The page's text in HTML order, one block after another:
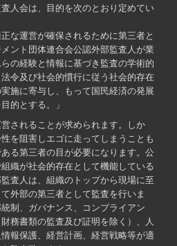
人会は、目的を次のとおり定めてい
な運営が確保されるために第三者と
ント団体連合会公認外部監査人が業
の経験と情報に基づき監査の学術的
令及び社会的慣行に従う社会的存在
施に寄与し、もって国民経済の発展
的とする。」
されることが求められます。しか
を阻害しエゴに走ってしまうことも
る第三者の目が必要になります。公
織が社会的存在として機能している
査人は、組織のトップから現場に至
外部の第三者として監査を行いま
制、ガバナンス、コンプライアン
務書類の監査及び証明を除く）、人
報保護、経営計画、経営戦略等が適